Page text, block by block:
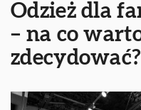
Odzież dla
– na co
zdecydować?